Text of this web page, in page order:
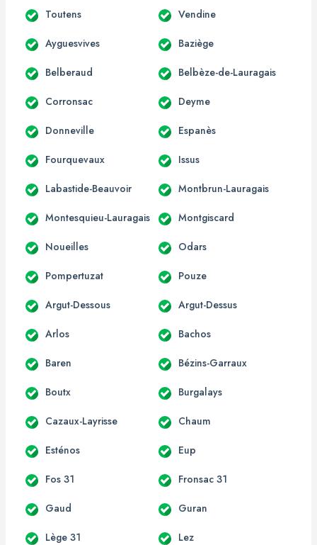
Toutens Vendine
Ayguesvives Baziège
Belberaud Belbèze-de-Lauragais
Corronsac Deyme
Donneville Espanès
Fourquevaux Issus
Labastide-Beauvoir Montbrun-Lauragais
Montesquieu-Lauragais Montgiscard
Noueilles Odars
Pompertuzat Pouze
Argut-Dessous Argut-Dessus
Arlos Bachos
Baren Bézins-Garraux
Boutx Burgalays
Cazaux-Layrisse Chaum
Esténos Eup
Fos 31 Fronsac 31
Gaud Guran
Lège 31 Lez